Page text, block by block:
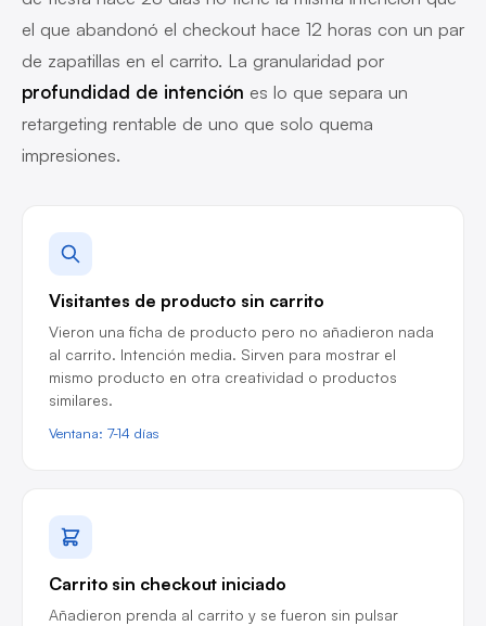
el que abandonó el checkout hace 12 horas con un par
de zapatillas en el carrito. La granularidad por
profundidad de intención es lo que separa un
retargeting rentable de uno que solo quema
impresiones.
Visitantes de producto sin carrito
Vieron una ficha de producto pero no añadieron nada
al carrito. Intención media. Sirven para mostrar el
mismo producto en otra creatividad o productos
similares.
Ventana: 7-14 días
Carrito sin checkout iniciado
Añadieron prenda al carrito y se fueron sin pulsar